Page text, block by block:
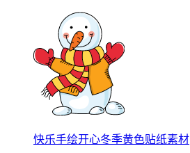
快乐手绘开心冬季黄色贴纸素材